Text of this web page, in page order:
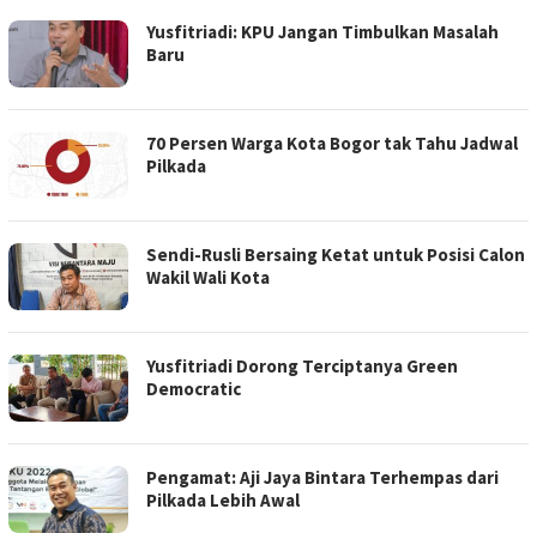
Yusfitriadi: KPU Jangan Timbulkan Masalah
Baru
70 Persen Warga Kota Bogor tak Tahu Jadwal
Pilkada
Sendi-Rusli Bersaing Ketat untuk Posisi Calon
Wakil Wali Kota
Yusfitriadi Dorong Terciptanya Green
Democratic
Pengamat: Aji Jaya Bintara Terhempas dari
Pilkada Lebih Awal